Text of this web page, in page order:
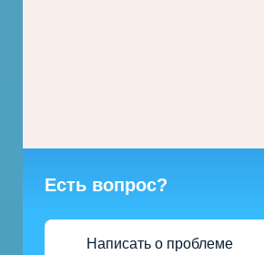
Есть вопрос?
Написать о проблеме